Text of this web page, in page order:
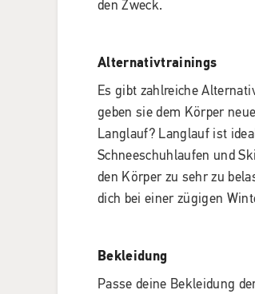
den Zweck.
Alternativtrainings
Es gibt zahlreiche
geben sie dem Körper
Langlauf? Langlauf ist
Schneeschuhlaufen und
den Körper zu sehr zu
dich bei einer zügigen
Bekleidung
Passe deine Bekleidung